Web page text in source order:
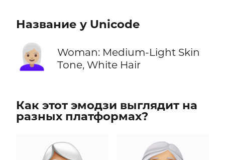
Название у Unicode
👩🏼‍🦳
Woman: Medium-Light Skin
Tone, White Hair
Как этот эмодзи выглядит на
разных платформах?